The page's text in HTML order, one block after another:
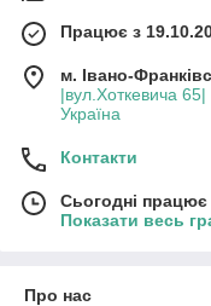
Працює з
м. Івано-
|вул.Хоткевича
Україна
Контакти
Сьогодні
Показати весь
Про нас